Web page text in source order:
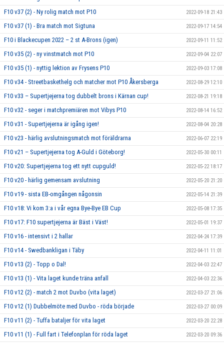
F10 v37 (2) - Ny rolig match mot P10 2022-09-18 21:43
F10 v37 (1) - Bra match mot Sigtuna 2022-09-17 14:54
F10 i Blackecupen 2022 – 2 st A-Brons (igen) 2022-09-11 11:52
F10 v35 (2) - ny vinstmatch mot P10 2022-09-04 22:07
F10 v35 (1) - nyttig lektion av Frysens P10 2022-09-03 17:08
F10 v34 - Streetbaskethelg och matcher mot P10 Åkersberga 2022-08-29 12:10
F10 v33 – Supertjejerna tog dubbelt brons i Kärnan cup! 2022-08-21 19:18
F10 v32 - seger i matchpremiären mot Vibys P10 2022-08-14 16:52
F10 v31 - Supertjejerna är igång igen! 2022-08-04 20:28
F10 v23 - härlig avslutningsmatch mot föräldrarna 2022-06-07 22:19
F10 v21 – Supertjejerna tog A-Guld i Göteborg! 2022-05-30 00:11
F10 v20: Supertjejerna tog ett nytt cupguld! 2022-05-22 18:17
F10 v20 - härlig gemensam avslutning 2022-05-20 21:20
F10 v19 - sista EB-omgången någonsin 2022-05-14 21:39
F10 v18: Vi kom 3:a i vår egna Bye-Bye EB Cup 2022-05-08 17:35
F10 v17: F10 supertjejerna är Bäst i Väst! 2022-05-01 19:37
F10 v16 - intensivt i 2 hallar 2022-04-24 17:39
F10 v14 - Swedbankligan i Täby 2022-04-11 11:01
F10 v13 (2) - Topp o Dal! 2022-04-03 22:47
F10 v13 (1) - Vita laget kunde träna anfall 2022-04-03 22:36
F10 v12 (2) - match 2 mot Duvbo (vita laget) 2022-03-27 21:06
F10 v12 (1) Dubbelmöte med Duvbo - röda började 2022-03-27 00:09
F10 v11 (2) - Tuffa bataljer för vita laget 2022-03-20 22:28
F10 v11 (1) - Full fart i Telefonplan för röda laget 2022-03-20 09:36